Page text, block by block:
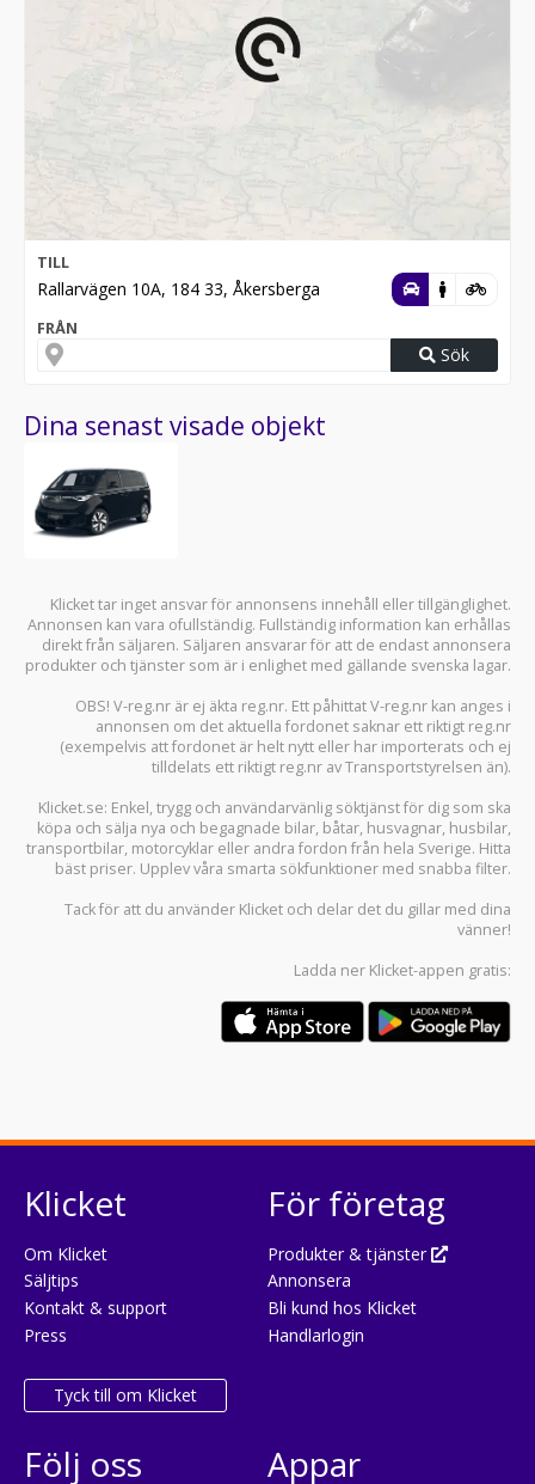
TILL
Rallarvägen 10A, 184 33, Åkersberga
FRÅN
Sök
Dina senast visade objekt
Klicket tar inget ansvar för annonsens innehåll eller tillgänglighet.
Annonsen kan vara ofullständig. Fullständig information kan erhållas
direkt från säljaren. Säljaren ansvarar för att de endast annonsera
produkter och tjänster som är i enlighet med gällande svenska lagar.
OBS! V-reg.nr är ej äkta reg.nr. Ett påhittat V-reg.nr kan anges i
annonsen om det aktuella fordonet saknar ett riktigt reg.nr
(exempelvis att fordonet är helt nytt eller har importerats och ej
tilldelats ett riktigt reg.nr av Transportstyrelsen än).
Klicket.se: Enkel, trygg och användarvänlig söktjänst för dig som ska
köpa och sälja nya och begagnade bilar, båtar, husvagnar, husbilar,
transportbilar, motorcyklar eller andra fordon från hela Sverige. Hitta
bäst priser. Upplev våra smarta sökfunktioner med snabba filter.
Tack för att du använder Klicket och delar det du gillar med dina
vänner!
Ladda ner Klicket-appen gratis:
Klicket
Om Klicket
Säljtips
Kontakt & support
Press
Tyck till om Klicket
För företag
Produkter & tjänster
Annonsera
Bli kund hos Klicket
Handlarlogin
Följ oss Appar